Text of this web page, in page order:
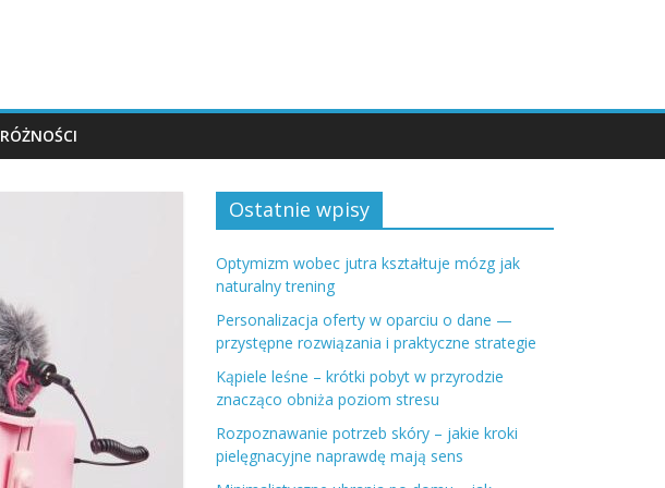
RÓŻNOŚCI
Ostatnie wpisy
Optymizm wobec jutra kształtuje mózg jak
naturalny trening
Personalizacja oferty w oparciu o dane —
przystępne rozwiązania i praktyczne strategie
Kąpiele leśne – krótki pobyt w przyrodzie
znacząco obniża poziom stresu
Rozpoznawanie potrzeb skóry – jakie kroki
pielęgnacyjne naprawdę mają sens